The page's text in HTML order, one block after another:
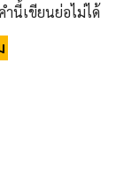
ำนี้เขียนย่อไม่ได้